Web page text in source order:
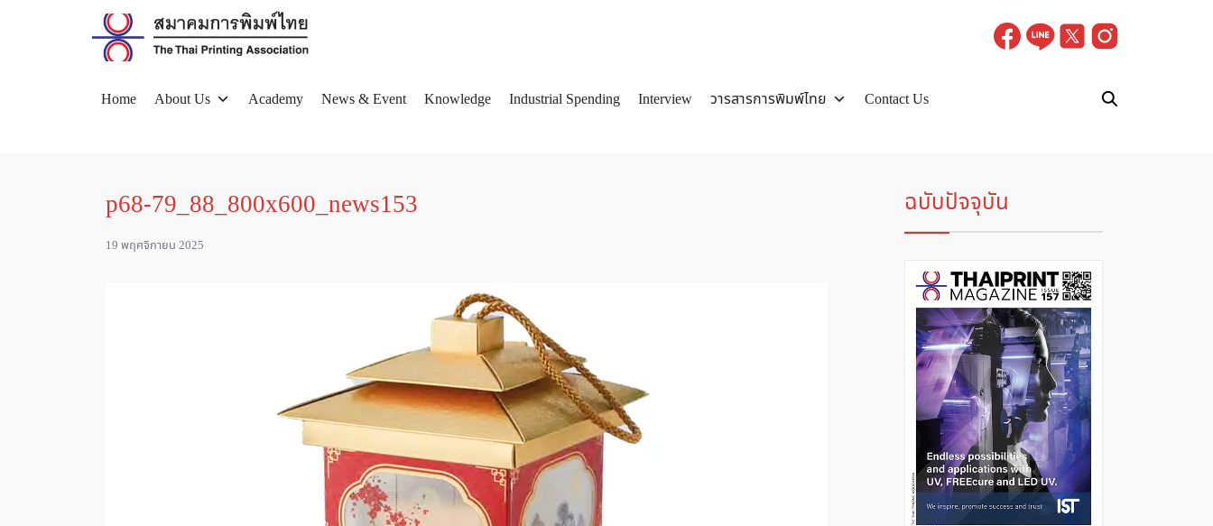
Home About Us Academy News & Event Knowledge Industrial Spending Interview วารสารการพิมพ์ไทย
Contact Us
p68-79_88_800x600_news153
19 พฤศจิกายน 2025
ฉบับปัจจุบัน